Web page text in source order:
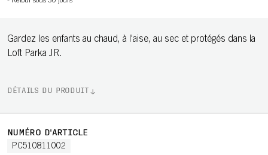
Gardez les enfants au chaud, à l'aise, au sec et protégés dans la
Loft Parka JR.
DÉTAILS DU PRODUIT
NUMÉRO D'ARTICLE
PC510811002